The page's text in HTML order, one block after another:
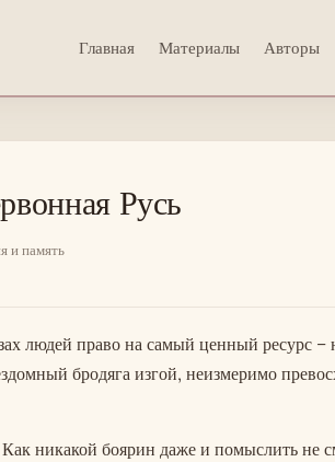
Главная Материалы Авторы
Русь
и память
людей право на самый ценный ресурс –
бродяга изгой, неизмеримо
никакой боярин даже и помыслить не